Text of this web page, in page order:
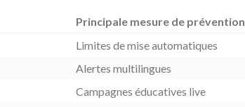
Principale mesure de prévention
Limites de mise automatiques
Alertes multilingues
Campagnes éducatives live